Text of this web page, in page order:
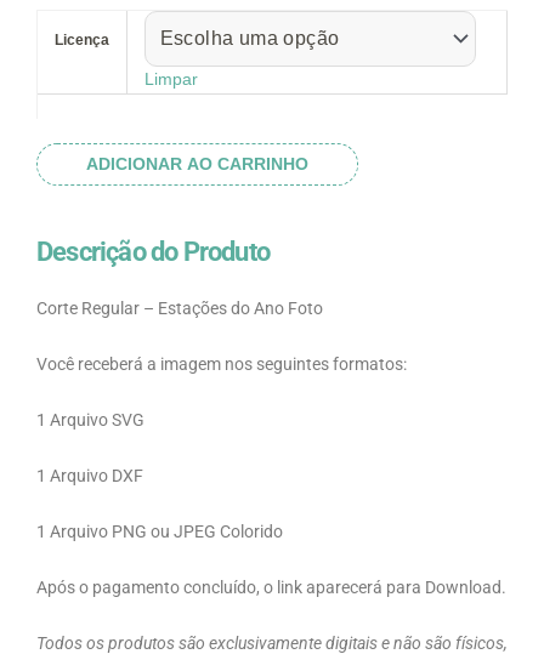
através
R$ 32.82
Licença
Limpar
Ano
ADICIONAR AO CARRINHO
Descrição do Produto
Corte Regular – Estações do Ano Foto
Você receberá a imagem nos seguintes formatos:
1 Arquivo SVG
1 Arquivo DXF
1 Arquivo PNG ou JPEG Colorido
Após o pagamento concluído, o link aparecerá para Download.
Todos os produtos são exclusivamente digitais e não são físicos,